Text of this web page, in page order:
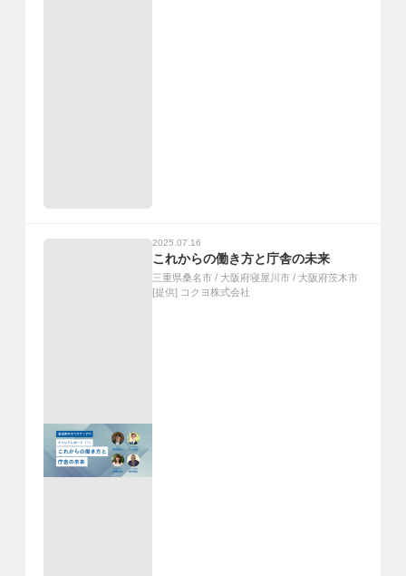
2025.07.16
これからの働き方と庁舎の未来
三重県桑名市 / 大阪府寝屋川市 / 大阪府茨木市
[提供] コクヨ株式会社